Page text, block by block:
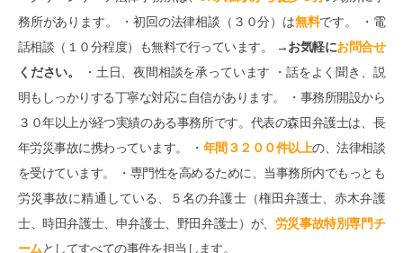
務所があります。 ・初回の法律相談（３０分）は無料です。 ・電
話相談（１０分程度）も無料で行っています。
→お気軽にお問合せ
ください。
・土日、夜間相談を承っています ・話をよく聞き、説
明もしっかりする丁寧な対応に自信があります。 ・事務所開設から
３０年以上が経つ実績のある事務所です。代表の森田弁護士は、長
年労災事故に携わっています。 ・ 年間３２００件以上の、法律相談
を受けています。 ・専門性を高めるために、当事務所内でもっとも
労災事故に精通している、５名の弁護士（権田弁護士、赤木弁護
士、時田弁護士、申弁護士、野田弁護士）が、 労災事故特別専門チ
ームとしてすべての事件を担当します。